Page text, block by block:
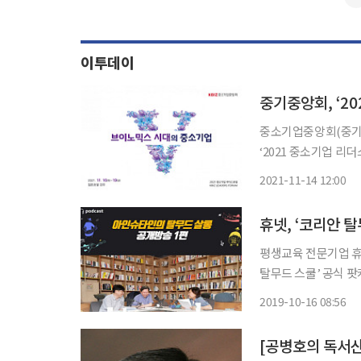
이투데이
중기중앙회,
중소기업중앙회(중
‘2021 중소기업 리
2021-11-14 12:00
휴넷, ‘코리안
평생교육 전문기업
탈무드 스쿨’ 공식 팟캐스
2019-10-16 08:56
[공병호의 독서